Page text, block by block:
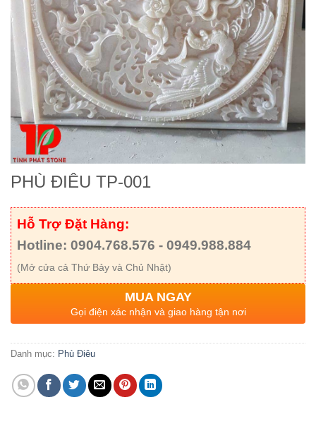
PHÙ ĐIÊU TP-001
Hỗ Trợ Đặt Hàng:
Hotline: 0904.768.576 - 0949.988.884
(Mở cửa cả Thứ Bảy và Chủ Nhật)
MUA NGAY
Gọi điện xác nhận và giao hàng tận nơi
Danh mục: Phù Điêu